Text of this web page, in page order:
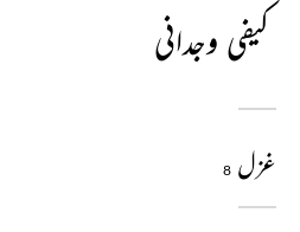
کیفی وجدانی
غزل 8